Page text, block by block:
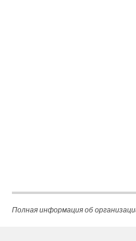
Полная информация об